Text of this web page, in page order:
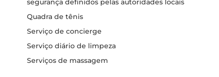
segurança definidos pelas autoridades locais
Quadra de tênis
Serviço de concierge
Serviço diário de limpeza
Serviços de massagem